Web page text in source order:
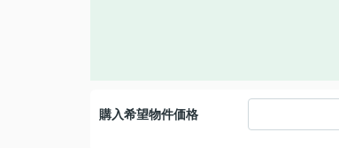
購入希望物件価格